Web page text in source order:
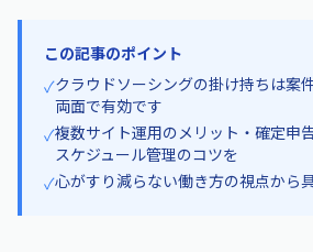
この記事のポイント
✓クラウドソーシングの掛け持ちは案
両面で有効です
✓複数サイト運用のメリット・確定申
スケジュール管理のコツを
✓心がすり減らない働き方の視点から